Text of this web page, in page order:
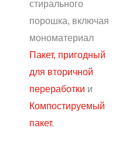
стирального
порошка, включая
мономатериал
Пакет, пригодный
для вторичной
переработки и
Компостируемый
пакет.